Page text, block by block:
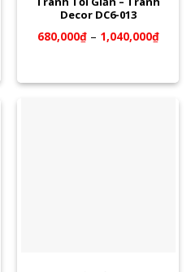
Decor DC6-013
680,000₫– 1,040,000₫